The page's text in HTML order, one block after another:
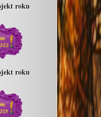
roku
roku